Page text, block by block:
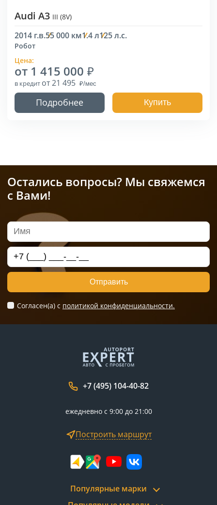
Audi A3 III (8V)
2014 г.в.55 000 км1.4 л125 л.с.
Робот
Цена:
от 1 415 000
в кредит от 21 495
Подробнее Купить
Остались вопросы? Мы свяжемся
с Вами!
Отправить
Согласен(а) c политикой конфиденциальности.
+7 (495) 104-40-82
ежедневно с 9:00 до 21:00
Построить маршрут
Популярные марки